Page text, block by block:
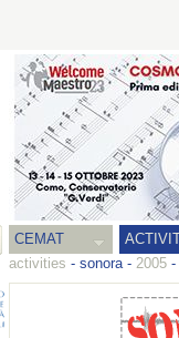
CEMAT
activities - sonora- 2005 -